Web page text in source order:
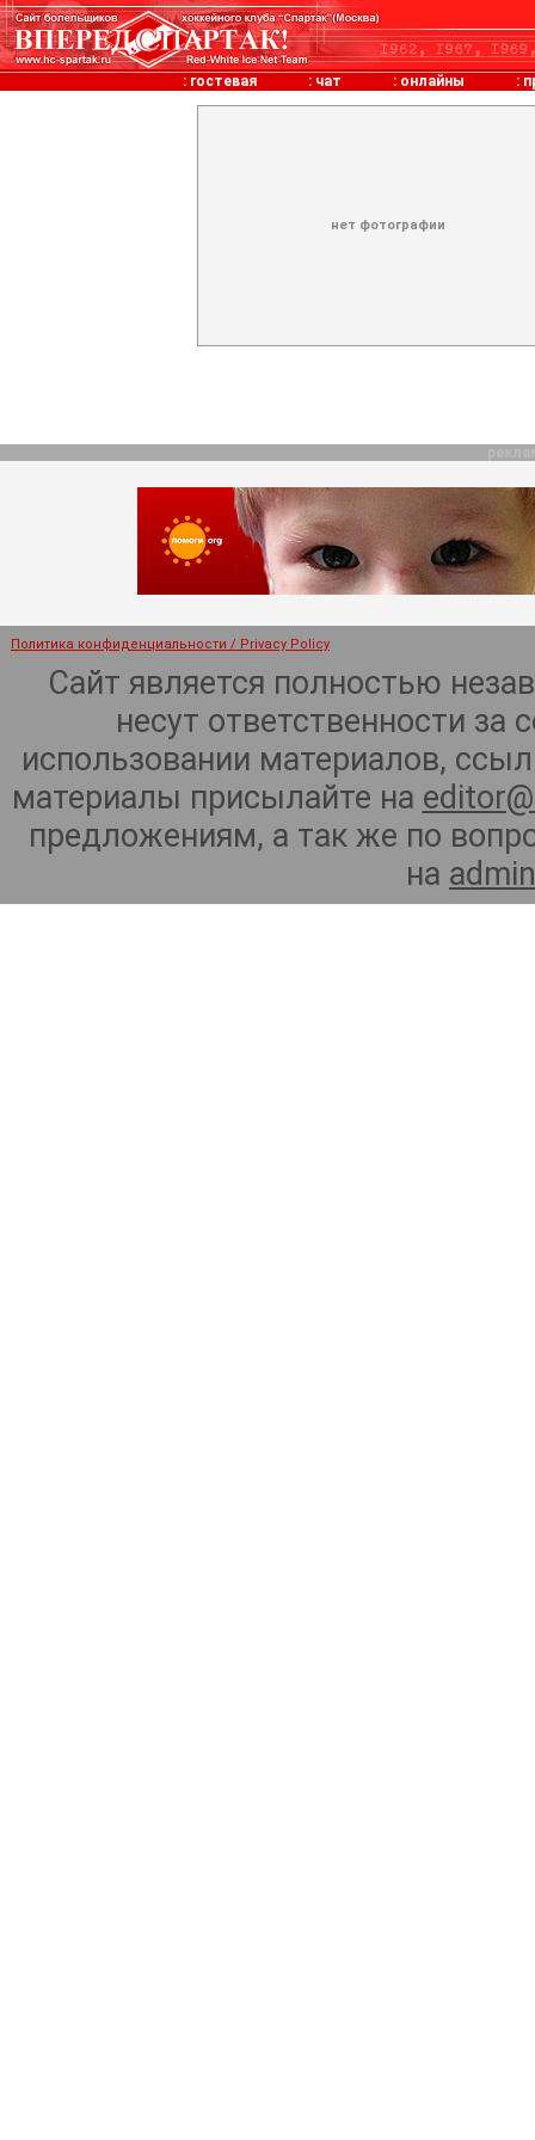
: гостевая : чат : онлайны :
нет фотографии
Политика конфиденциальности / Privacy Policy
Сайт является полностью
несут ответственности
использовании материалов,
материалы присылайте на
предложениям, а так же по
на